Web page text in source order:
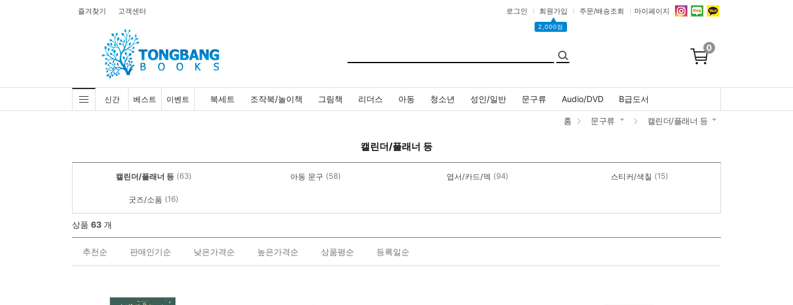
즐겨찾기 고객센터 로그인 회원가입
▲
2,000점
주문/배송조회 마이페이지
0
신간 베스트 이벤트 북세트 조작북/놀이책 그림책 리더스 아동 청소년 성인/일반 문구류 Audio/DVD B급도서
홈 문구류 캘린더/플래너 등
캘린더/플래너 등
캘린더/플래너 등 (63) 아동 문구 (58) 엽서/카드/덱 (94) 스티커/색칠 (15)
굿즈/소품 (16)
상품 63 개
추천순 판매인기순 낮은가격순 높은가격순 상품평순 등록일순